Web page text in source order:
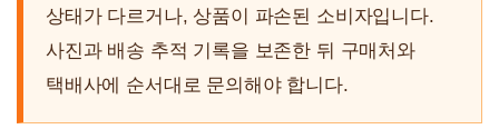
상태가 다르거나, 상품이 파손된 소비자입니다.
사진과 배송 추적 기록을 보존한 뒤 구매처와
택배사에 순서대로 문의해야 합니다.